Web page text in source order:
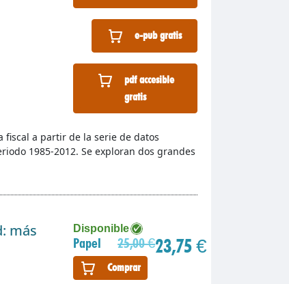
e-pub gratis
pdf accesible
gratis
fiscal a partir de la serie de datos
1985-2012. Se exploran dos grandes
más
Disponible
Papel 25,00 €23,75 €
Comprar